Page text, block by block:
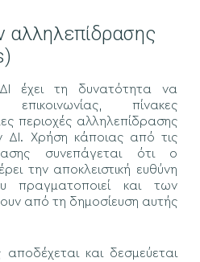
αλληλεπίδρασης
έχει τη δυνατότητα να
πίνακες
περιοχές αλληλεπίδρασης
ΔΙ. Χρήση κάποιας από τις
συνεπάγεται ότι ο
την αποκλειστική ευθύνη
πραγματοποιεί και των
από τη δημοσίευση αυτής
και δεσμεύεται